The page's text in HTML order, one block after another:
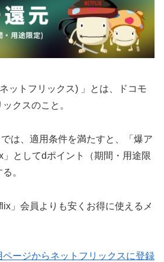
ットフリックス) 」とは、ドコモ
クスのこと。
では、適用条件を満たすと、「爆ア
としてdポイント（期間・用途限
。
」会員よりも安くお得に使えるメ
ページからネットフリックスに登録